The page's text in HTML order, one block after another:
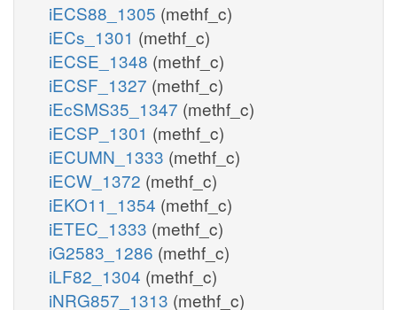
iECS88_1305 (methf_c)
iECs_1301 (methf_c)
iECSE_1348 (methf_c)
iECSF_1327 (methf_c)
iEcSMS35_1347 (methf_c)
iECSP_1301 (methf_c)
iECUMN_1333 (methf_c)
iECW_1372 (methf_c)
iEKO11_1354 (methf_c)
iETEC_1333 (methf_c)
iG2583_1286 (methf_c)
iLF82_1304 (methf_c)
iNRG857_1313 (methf_c)